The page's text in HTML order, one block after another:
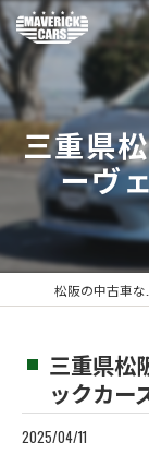
三重県
ーヴ
三重県松
ックカー
2025/04/11